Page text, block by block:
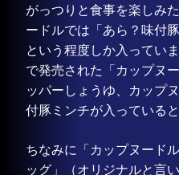
がっつりと食事を楽しみ
ードルでは「あら？味付
という程度しか入ってい
で発売された「カップヌ
ッパーしょうゆ、カップ
付豚ミンチが入っていると
ちなみに「カップヌード
ッグ」（オリジナルと言